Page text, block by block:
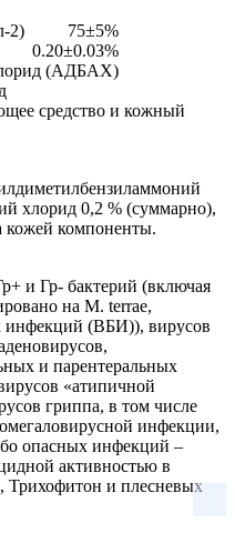
2)
75±5%
0.20±0.03%
(АДБАХ)
средство и кожный
хлорид 0,2 % (суммарно),
компоненты.
и Гр- бактерий (включая
на M. terrae,
инфекций (ВБИ)), вирусов
и парентеральных
«атипичной
гриппа, в том числе
инфекции,
опасных инфекций –
активностью в
Трихофитон и плесневых